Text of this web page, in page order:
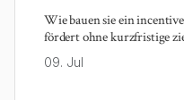
Wie bauen sie ein
fördert ohne kurzfristige
09. Jul